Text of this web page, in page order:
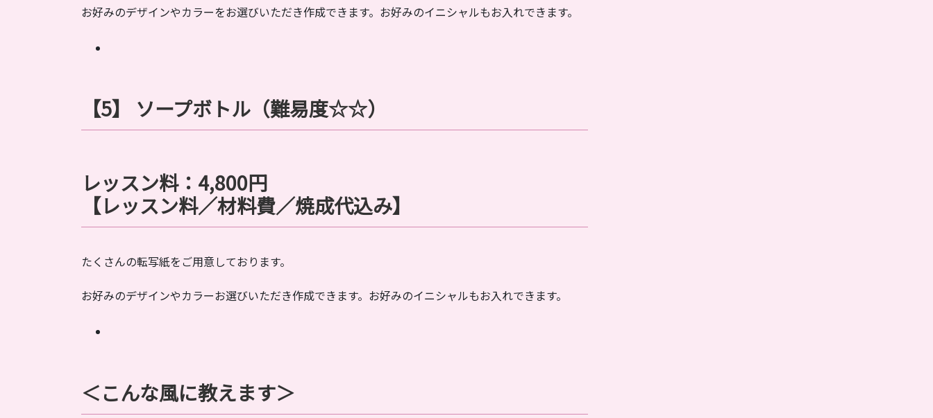
お好みのデザインやカラーをお選びいただき作成できます。お好みのイニシャルもお入れできます。
【5】 ソープボトル （難易度☆☆）
レッスン料： 4,800円
【レッスン料／材料費／焼成代込み】
たくさんの転写紙をご用意しております。
お好みのデザインやカラーお選びいただき作成できます。お好みのイニシャルもお入れできます。
＜こんな風に教えます＞